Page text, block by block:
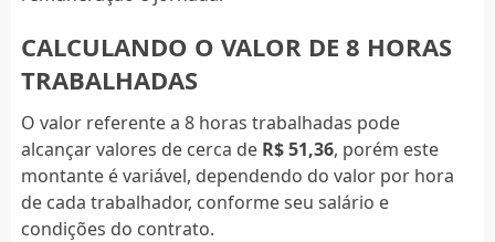
CALCULANDO O VALOR DE 8 HORAS
TRABALHADAS
O valor referente a 8 horas trabalhadas pode
alcançar valores de cerca de R$ 51,36, porém este
montante é variável, dependendo do valor por hora
de cada trabalhador, conforme seu salário e
condições do contrato.